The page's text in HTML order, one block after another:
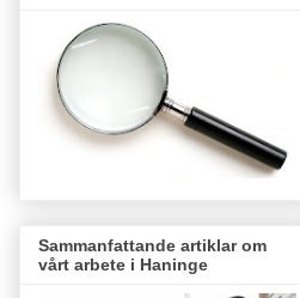
Sammanfattande artiklar om
vårt arbete i Haninge